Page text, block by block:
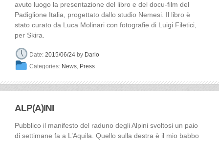
avuto luogo la presentazione del libro e del docu-film del
Padiglione Italia, progettato dallo studio Nemesi. Il libro è
stato curato da Luca Molinari con fotografie di Luigi Filetici,
per Skira.
Date:2015/06/24 by Dario
Categories: News, Press
ALP(A)INI
Pubblico il manifesto del raduno degli Alpini svoltosi un paio
di settimane fa a L’Aquila. Quello sulla destra è il mio babbo